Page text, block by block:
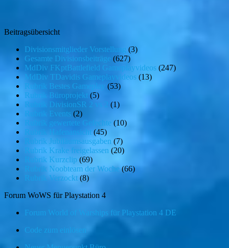
Beitragsübersicht
Divisionsmitglieder Vorstellung (3)
Gesamte Divisionsbeiträge (627)
MdDiv FKptBattlefield Gameplayvideos (247)
MdDiv TDavidis Gameplayvideos (13)
Rubrik Bestes Gameplay (53)
Rubrik Büroprojekt (5)
Rubrik DivisionSR 2 vs 2
(1)
Rubrik Events (2)
Rubrik gewertete Gefechte (10)
Rubrik Hafenansicht (45)
Rubrik Jubiläumsausgaben (7)
Rubrik Krake freigelassen (20)
Rubrik Kurzclip (69)
Rubrik Noobteam der Woche(66)
Rubrik Verzockt (8)
Forum WoWS für Playstation 4
Forum World of Warships für Playstation 4 DE
Code zum einlösen